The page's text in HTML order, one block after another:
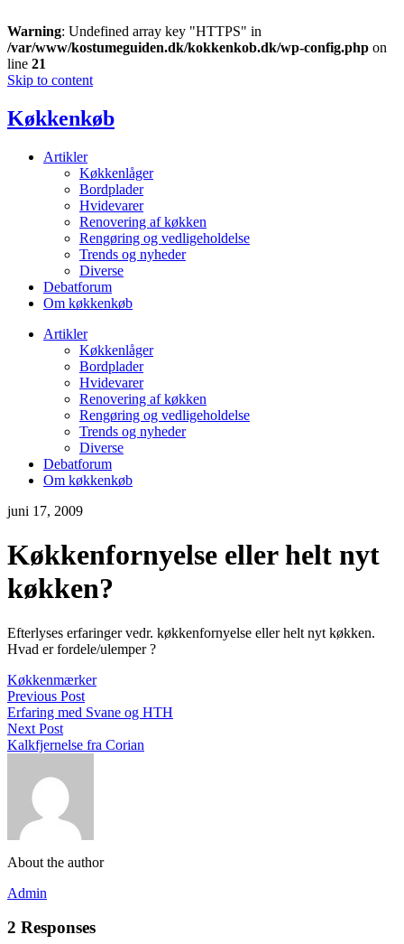
Warning: Undefined array key "HTTPS" in
/var/www/kostumeguiden.dk/kokkenkob.dk/wp-config.php on
line 21
Skip to content
Køkkenkøb
Artikler
Køkkenlåger
Bordplader
Hvidevarer
Renovering af køkken
Rengøring og vedligeholdelse
Trends og nyheder
Diverse
Debatforum
Om køkkenkøb
Artikler
Køkkenlåger
Bordplader
Hvidevarer
Renovering af køkken
Rengøring og vedligeholdelse
Trends og nyheder
Diverse
Debatforum
Om køkkenkøb
juni 17, 2009
Køkkenfornyelse eller helt nyt
køkken?
Efterlyses erfaringer vedr. køkkenfornyelse eller helt nyt køkken.
Hvad er fordele/ulemper ?
Køkkenmærker
Previous Post
Erfaring med Svane og HTH
Next Post
Kalkfjernelse fra Corian
About the author
Admin
2 Responses